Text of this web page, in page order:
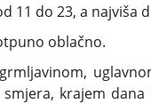
11 do 23, a najviša
oblačno.
krajem